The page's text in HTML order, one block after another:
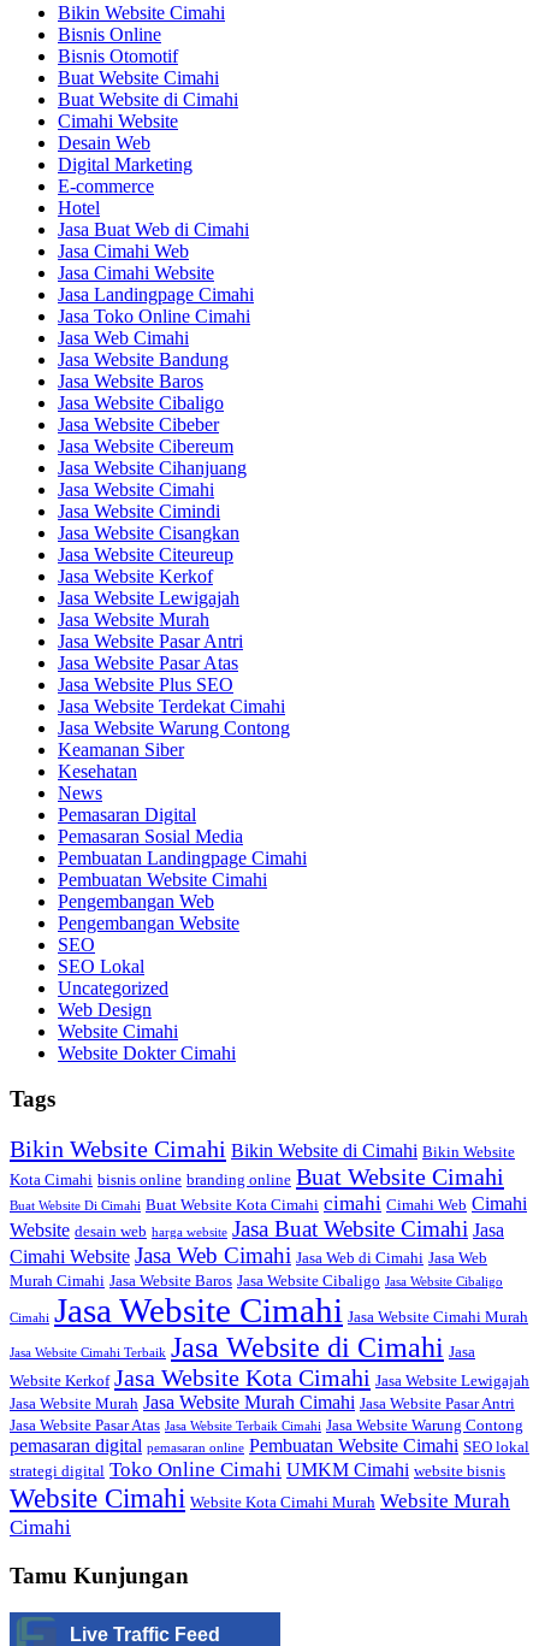
Bikin Website Cimahi
Bisnis Online
Bisnis Otomotif
Buat Website Cimahi
Buat Website di Cimahi
Cimahi Website
Desain Web
Digital Marketing
E-commerce
Hotel
Jasa Buat Web di Cimahi
Jasa Cimahi Web
Jasa Cimahi Website
Jasa Landingpage Cimahi
Jasa Toko Online Cimahi
Jasa Web Cimahi
Jasa Website Bandung
Jasa Website Baros
Jasa Website Cibaligo
Jasa Website Cibeber
Jasa Website Cibereum
Jasa Website Cihanjuang
Jasa Website Cimahi
Jasa Website Cimindi
Jasa Website Cisangkan
Jasa Website Citeureup
Jasa Website Kerkof
Jasa Website Lewigajah
Jasa Website Murah
Jasa Website Pasar Antri
Jasa Website Pasar Atas
Jasa Website Plus SEO
Jasa Website Terdekat Cimahi
Jasa Website Warung Contong
Keamanan Siber
Kesehatan
News
Pemasaran Digital
Pemasaran Sosial Media
Pembuatan Landingpage Cimahi
Pembuatan Website Cimahi
Pengembangan Web
Pengembangan Website
SEO
SEO Lokal
Uncategorized
Web Design
Website Cimahi
Website Dokter Cimahi
Tags
Bikin Website Cimahi Bikin Website di Cimahi Bikin Website
Kota Cimahi bisnis online branding online Buat Website Cimahi
Buat Website Di Cimahi Buat Website Kota Cimahi cimahi Cimahi Web Cimahi
Website desain web harga website Jasa Buat Website Cimahi Jasa
Cimahi Website Jasa Web Cimahi Jasa Web di Cimahi Jasa Web
Murah Cimahi Jasa Website Baros Jasa Website Cibaligo Jasa Website Cibaligo
Cimahi Jasa Website Cimahi Jasa Website Cimahi Murah
Jasa Website Cimahi Terbaik Jasa Website di Cimahi Jasa
Website Kerkof Jasa Website Kota Cimahi Jasa Website Lewigajah
Jasa Website Murah Jasa Website Murah Cimahi Jasa Website Pasar Antri
Jasa Website Pasar Atas Jasa Website Terbaik Cimahi Jasa Website Warung Contong
pemasaran digital pemasaran online Pembuatan Website Cimahi SEO lokal
strategi digital Toko Online Cimahi UMKM Cimahi website bisnis
Website Cimahi Website Kota Cimahi Murah Website Murah
Cimahi
Tamu Kunjungan
Live Traffic Feed